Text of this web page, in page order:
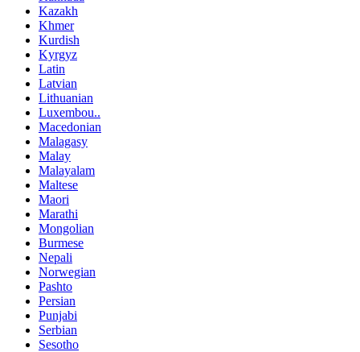
Kazakh
Khmer
Kurdish
Kyrgyz
Latin
Latvian
Lithuanian
Luxembou..
Macedonian
Malagasy
Malay
Malayalam
Maltese
Maori
Marathi
Mongolian
Burmese
Nepali
Norwegian
Pashto
Persian
Punjabi
Serbian
Sesotho